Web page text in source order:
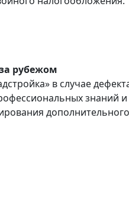
рубежом
в случае
знаний